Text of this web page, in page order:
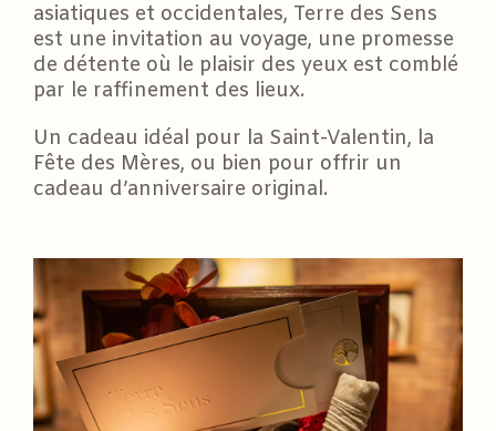
asiatiques et occidentales, Terre des Sens
est une invitation au voyage, une promesse
de détente où le plaisir des yeux est comblé
par le raffinement des lieux.
Un cadeau idéal pour la Saint-Valentin, la
Fête des Mères, ou bien pour offrir un
cadeau d’anniversaire original.